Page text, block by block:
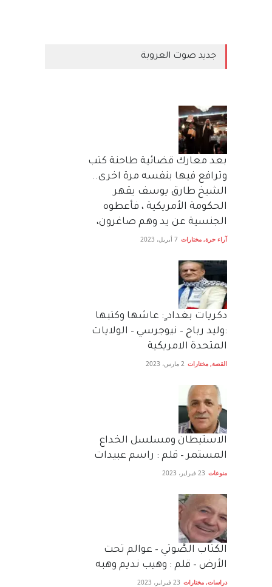
جديد صوت العروبة
بعد معارك قضائية طاحنة كتب
وترافع فيها بنفسه مرة اخرى..
الشيخ طارق يوسف يقهر
الحكومة الأمريكية ، فأعطوه
الجنسية عن يد وهم صاغرون،
آراء حرة, مختارات 7 أبريل، 2023
دكريات بغداد ٍ: عاشها وكتبها
:وليد رباح – نيوجرسي – الولايات
المتحدة الامريكية
القصة, مختارات 2 مارس، 2023
الاستيطان ومسلسل الخداع
المستمر – قلم : راسم عبيدات
منوعات 23 فبراير، 2023
الكتاب الصَّوتي – عوالم تحت
الأرض – قلم : وهيب نديم وهبه
دراسات, مختارات 23 فبراير، 2023